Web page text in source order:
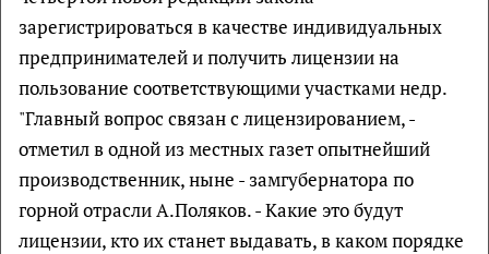
зарегистрироваться в качестве индивидуальных
предпринимателей и получить лицензии на
пользование соответствующими участками недр.
"Главный вопрос связан с лицензированием, -
отметил в одной из местных газет опытнейший
производственник, ныне - замгубернатора по
горной отрасли А.Поляков. - Какие это будут
лицензии, кто их станет выдавать, в каком порядке